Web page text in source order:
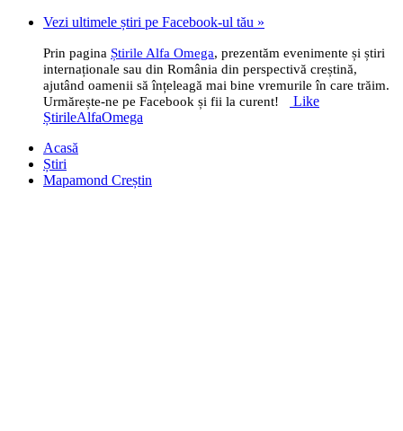
Vezi ultimele știri pe Facebook-ul tău »
Prin pagina Știrile Alfa Omega, prezentăm evenimente și știri
internaționale sau din România din perspectivă creștină,
ajutând oamenii să înțeleagă mai bine vremurile în care trăim.
Urmărește-ne pe Facebook și fii la curent!
Like
ȘtirileAlfaOmega
Acasă
Știri
Mapamond Creștin